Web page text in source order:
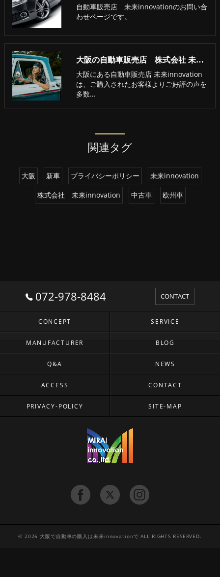
自動車販売店 未来innovationのお問い合
わせページです。
大阪の自動車販売店 株式会社 未来innovationのお客様の声
大阪にある自動車販売店 未来innovation
は、ご購入されたお客様よりご好評の声を
多数…
関連タグ
大阪 新車 プライバシーポリシー 未来innovation
株式会社 未来innovation 中古車 欧州車
072-978-8484 CONTACT
CONCEPT SERVICE
MANUFACTURER BLOG
Q&A NEWS
ACCESS CONTACT
PRIVACY-POLICY SITE-MAP
© 2026 大阪で自動車の購入は未来innovationで ALL RIGHTS RESERVED.